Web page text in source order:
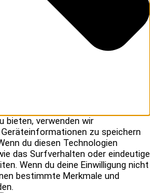
bieten, verwenden wir
zu speichern
du diesen Technologien
das Surfverhalten oder eindeutige
Wenn du deine Einwilligung nicht
bestimmte Merkmale und